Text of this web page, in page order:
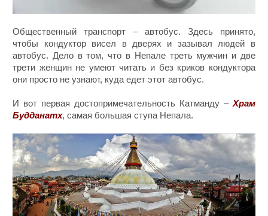
Общественный транспорт – автобус. Здесь принято,
чтобы кондуктор висел в дверях и зазывал людей в
автобус. Дело в том, что в Непале треть мужчин и две
трети женщин не умеют читать и без криков кондуктора
они просто не узнают, куда едет этот автобус.
И вот первая достопримечательность Катманду – Храм
Будданатх, самая большая ступа Непала.